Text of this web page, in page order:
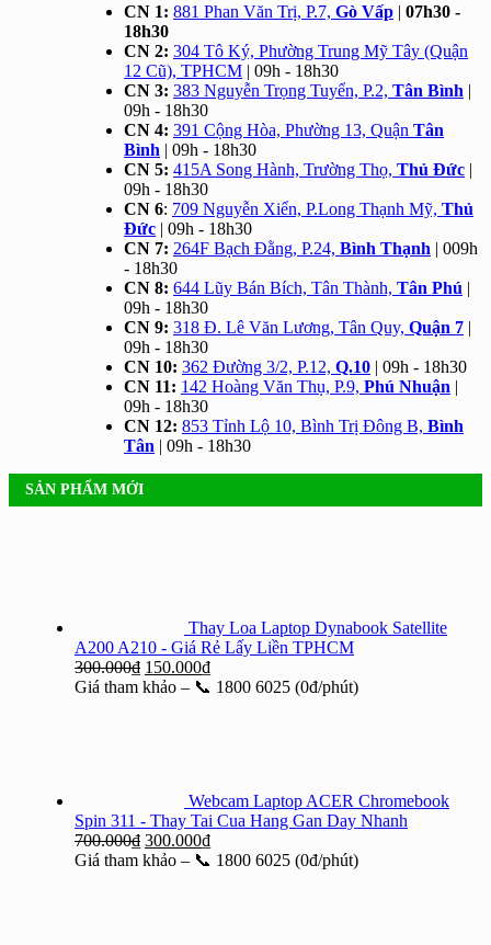
CN 1: 881 Phan Văn Trị, P.7, Gò Vấp | 07h30 -
18h30
CN 2: 304 Tô Ký, Phường Trung Mỹ Tây (Quận
12 Cũ), TPHCM | 09h - 18h30
CN 3: 383 Nguyễn Trọng Tuyển, P.2, Tân Bình |
09h - 18h30
CN 4: 391 Cộng Hòa, Phường 13, Quận Tân
Bình | 09h - 18h30
CN 5: 415A Song Hành, Trường Thọ, Thủ Đức |
09h - 18h30
CN 6: 709 Nguyễn Xiển, P.Long Thạnh Mỹ, Thủ
Đức | 09h - 18h30
CN 7: 264F Bạch Đằng, P.24, Bình Thạnh | 009h
- 18h30
CN 8: 644 Lũy Bán Bích, Tân Thành, Tân Phú |
09h - 18h30
CN 9: 318 Đ. Lê Văn Lương, Tân Quy, Quận 7 |
09h - 18h30
CN 10: 362 Đường 3/2, P.12, Q.10 | 09h - 18h30
CN 11: 142 Hoàng Văn Thụ, P.9, Phú Nhuận |
09h - 18h30
CN 12: 853 Tỉnh Lộ 10, Bình Trị Đông B, Bình
Tân | 09h - 18h30
SẢN PHẨM MỚI
Thay Loa Laptop Dynabook Satellite
A200 A210 - Giá Rẻ Lấy Liền TPHCM
300.000₫ Giá
gốc
150.000₫Giá
hiện
Giá tham khảo – 📞 1800 6025 (0đ/phút)
Webcam Laptop ACER Chromebook
Spin 311 - Thay Tai Cua Hang Gan Day Nhanh
700.000₫ Giá
gốc
300.000₫Giá
hiện
Giá tham khảo – 📞 1800 6025 (0đ/phút)